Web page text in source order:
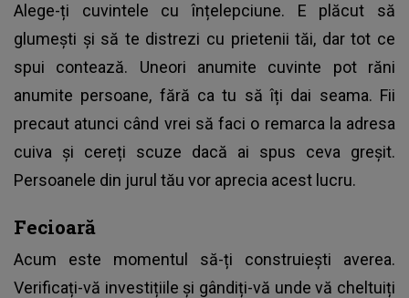
Alege-ți cuvintele cu înțelepciune. E plăcut să
glumești și să te distrezi cu prietenii tăi, dar tot ce
spui contează. Uneori anumite cuvinte pot răni
anumite persoane, fără ca tu să îți dai seama. Fii
precaut atunci când vrei să faci o remarca la adresa
cuiva și cereți scuze dacă ai spus ceva greșit.
Persoanele din jurul tău vor aprecia acest lucru.
Fecioară
Acum este momentul să-ți construiești averea.
Verificați-vă investițiile și gândiți-vă unde vă cheltuiți